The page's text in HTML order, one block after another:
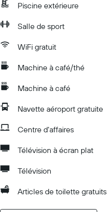
Piscine extérieure
Salle de sport
WiFi gratuit
Machine à café/thé
Machine à café
Navette aéroport gratuite
Centre d'affaires
Télévision à écran plat
Télévision
Articles de toilette gratuits